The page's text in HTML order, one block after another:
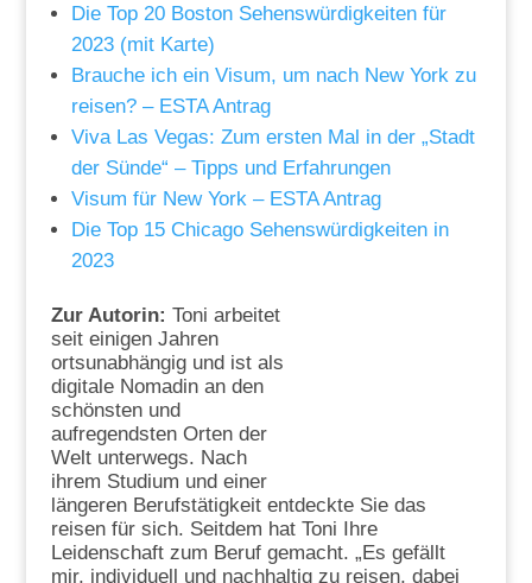
Die Top 20 Boston Sehenswürdigkeiten für
2023 (mit Karte)
Brauche ich ein Visum, um nach New York zu
reisen? – ESTA Antrag
Viva Las Vegas: Zum ersten Mal in der „Stadt
der Sünde“ – Tipps und Erfahrungen
Visum für New York – ESTA Antrag
Die Top 15 Chicago Sehenswürdigkeiten in
2023
Zur Autorin: Toni arbeitet
seit einigen Jahren
ortsunabhängig und ist als
digitale Nomadin an den
schönsten und
aufregendsten Orten der
Welt unterwegs. Nach
ihrem Studium und einer
längeren Berufstätigkeit entdeckte Sie das
reisen für sich. Seitdem hat Toni Ihre
Leidenschaft zum Beruf gemacht. „Es gefällt
mir, individuell und nachhaltig zu reisen, dabei